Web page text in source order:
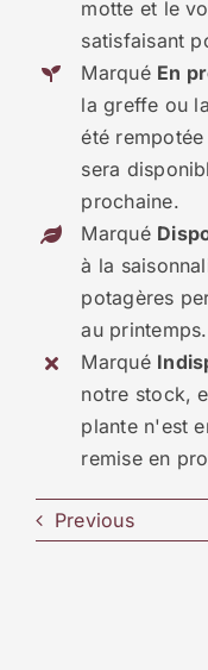
motte et le
satisfaisant
Marqué En
la greffe ou
été
sera
prochaine.
Marqué
à la
potagères
au printemps.
Marqué
notre stock,
plante n'est
remise en
Previous